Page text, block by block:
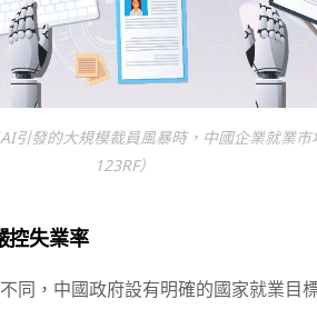
引發的大規模裁員風暴時，中國企業就業
123RF）
控失業率
同，中國政府設有明確的國家就業目